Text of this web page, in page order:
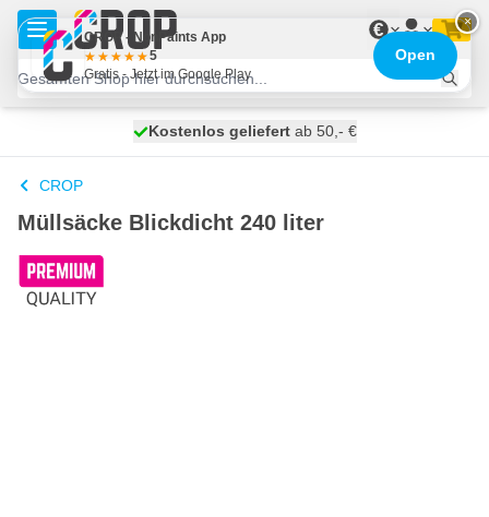
Zum Inhalt springen
€
heute versendet
Kostenlos geliefertab 50,- €
100 Tage
CROP
Müllsäcke Blickdicht 240 liter
×
CROP - NonPaints App
5
Gratis - Jetzt im Google Play
Open